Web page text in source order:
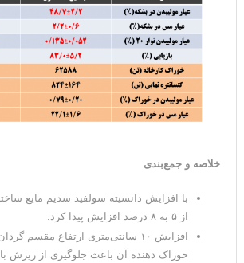
خلاصه و جمع‌بندی
با افزایش دانسیته سولفید سدیم مایع
از ۵ به ۸ درصد افزایش پیدا کرد.
افزایش ۱۰ سانتی‌متری ارتفاع مقسم
خوراک دهنده آن باعث جلوگیری از ریزش